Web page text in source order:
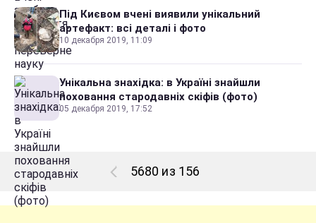
Під Києвом вчені виявили унікальний
артефакт: всі деталі і фото
10 декабря 2019, 11:09
Унікальна знахідка: в Україні знайшли
поховання стародавніх скіфів (фото)
05 декабря 2019, 17:52
5680 из 156